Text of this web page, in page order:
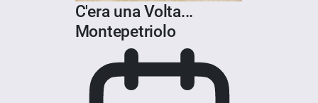
C'era una Volta...
Montepetriolo